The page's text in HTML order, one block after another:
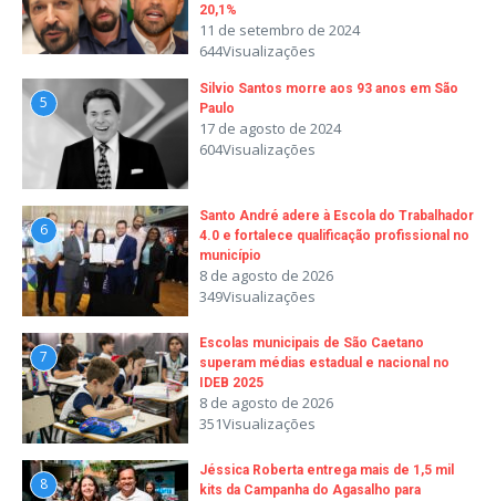
20,1%
11 de setembro de 2024
644Visualizações
5
Silvio Santos morre aos 93 anos em São
Paulo
17 de agosto de 2024
604Visualizações
6
Santo André adere à Escola do Trabalhador
4.0 e fortalece qualificação profissional no
município
8 de agosto de 2026
349Visualizações
7
Escolas municipais de São Caetano
superam médias estadual e nacional no
IDEB 2025
8 de agosto de 2026
351Visualizações
8
Jéssica Roberta entrega mais de 1,5 mil
kits da Campanha do Agasalho para